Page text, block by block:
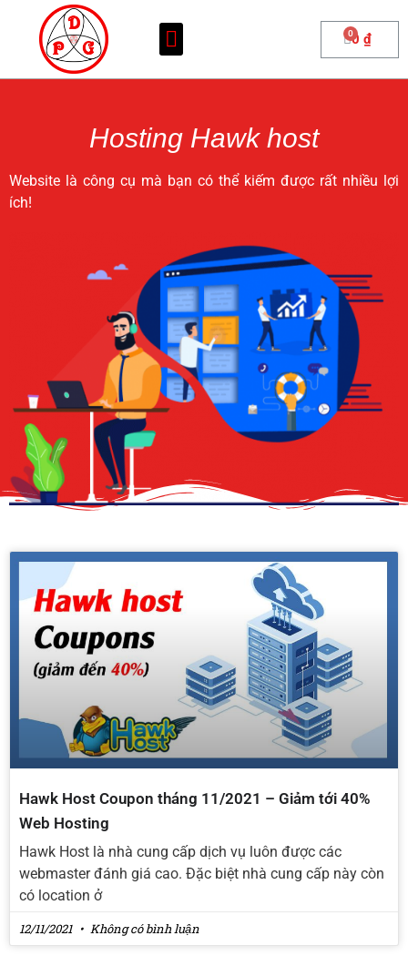
0₫
Hosting Hawk host
Website là công cụ mà bạn có thể kiếm được rất nhiều lợi
ích!
Hawk Host Coupon tháng 11/2021 – Giảm tới 40%
Web Hosting
Hawk Host là nhà cung cấp dịch vụ luôn được các
webmaster đánh giá cao. Đặc biệt nhà cung cấp này còn
có location ở
12/11/2021 Không có bình luận